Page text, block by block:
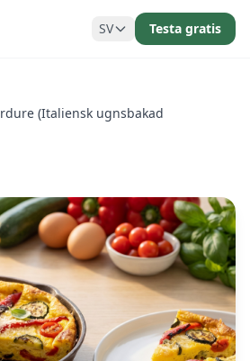
SV Testa gratis
(Italiensk ugnsbakad